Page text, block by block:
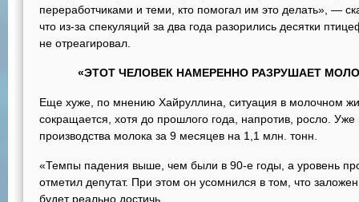
переработчиками и теми, кто помогал им это делать», —
что из-за спекуляций за два года разорились десятки
не отреагировал.
«ЭТОТ ЧЕЛОВЕК НАМЕРЕННО РАЗРУШАЕТ
Еще хуже, по мнению Хайруллина, ситуация в молочном
сокращается, хотя до прошлого года, напротив, росло.
производства молока за 9 месяцев на 1,1 млн. тонн.
«Темпы падения выше, чем были в 90-е годы, а уровень
отметил депутат. При этом он усомнился в том, что
будет реально достичь.